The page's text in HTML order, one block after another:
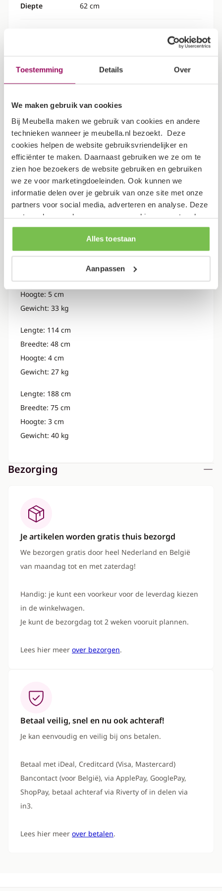
Toestemming Details Over
We maken gebruik van cookies
Bij Meubella maken we gebruik van cookies en andere
technieken wanneer je meubella.nl bezoekt. Deze
cookies helpen de website gebruiksvriendelijker en
efficiënter te maken. Daarnaast gebruiken we ze om te
zien hoe bezoekers de website gebruiken en gebruiken
we ze voor marketingdoeleinden. Ook kunnen we
informatie delen over je gebruik van onze site met onze
partners voor social media, adverteren en analyse. Deze
partners kunnen deze gegevens combineren met andere
informatie die je aan ze hebt verstrekt of die ze hebben
verzameld op basis van je gebruik van hun services.
Alles toestaan
Aanpassen
Diepte 62 cm
Garantietermijn 2 jaar
Verpakking
Dit artikel bestaat uit 4 pakketten
Lengte: 200 cm
Breedte: 62 cm
Hoogte: 5 cm
Breedte: 60 cm
Hoogte: 5 cm
Gewicht: 33 kg
Lengte: 114 cm
Breedte: 48 cm
Hoogte: 4 cm
Gewicht: 27 kg
Lengte: 188 cm
Breedte: 75 cm
Hoogte: 3 cm
Gewicht: 40 kg
Bezorging
Je artikelen worden gratis thuis bezorgd
We bezorgen gratis door heel Nederland en België
van maandag tot en met zaterdag!
Handig: je kunt een voorkeur voor de leverdag kiezen
in de winkelwagen.
Je kunt de bezorgdag tot 2 weken vooruit plannen.
Lees hier meer over bezorgen.
Betaal veilig, snel en nu ook achteraf!
Je kan eenvoudig en veilig bij ons betalen.
Betaal met iDeal, Creditcard (Visa, Mastercard)
Bancontact (voor België), via ApplePay, GooglePay,
ShopPay, betaal achteraf via Riverty of in delen via
in3.
Lees hier meer over betalen.